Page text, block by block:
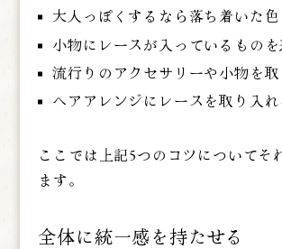
大人っぽくするなら落ち着いた
小物にレースが入っているものを
流行りのアクセサリーや小物を取
ヘアアレンジにレースを取り入れ
ここでは上記5つのコツについてそ
ます。
全体に統一感を持たせる